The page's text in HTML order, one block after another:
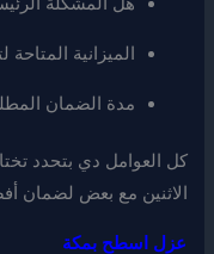
الميزانية
مدة الضمان
كل العوامل دي بتحدد
الاثنين مع بعض لضمان
عزل اسطح بمكة